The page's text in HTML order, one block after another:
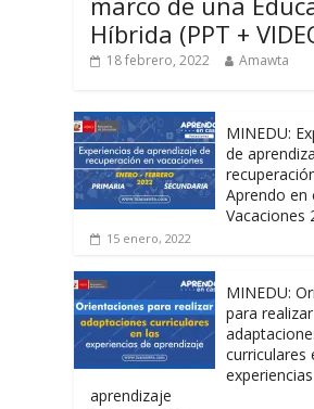
Híbrida (PPT +
18 febrero, 2022 Amawta
MINEDU:
de
Aprendo en
Vacaciones
15 enero, 2022
MINEDU:
para realizar
curriculares
aprendizaje